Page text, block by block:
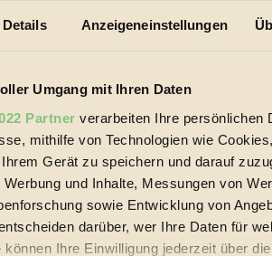
Details Anzeigeneinstellungen
Umgang mit Ihren Daten
Partner verarbeiten Ihre persönlichen
mithilfe von Technologien wie
Gerät zu speichern und darauf
und Inhalte, Messungen von
sowie Entwicklung von
darüber, wer Ihre Daten für
Ihre Einwilligung jederzeit über
Abständen die aktuellsten Artikel,
übersichtlich aufbereitet vom
E-Mail.